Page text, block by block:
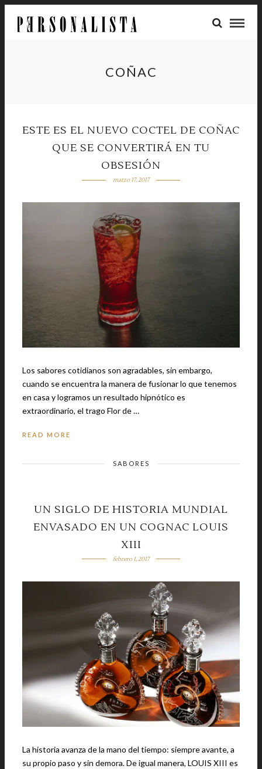
COÑAC
ESTE ES EL NUEVO COCTEL DE COÑAC
QUE SE CONVERTIRÁ EN TU
OBSESIÓN
marzo 17, 2017
Los sabores cotidianos son agradables, sin embargo,
cuando se encuentra la manera de fusionar lo que tenemos
en casa y logramos un resultado hipnótico es
extraordinario, el trago Flor de …
READ MORE
SABORES
UN SIGLO DE HISTORIA MUNDIAL
ENVASADO EN UN COGNAC LOUIS
XIII
febrero 1, 2017
La historia avanza de la mano del tiempo: siempre avante, a
su propio paso y sin demora. De igual manera, LOUIS XIII es